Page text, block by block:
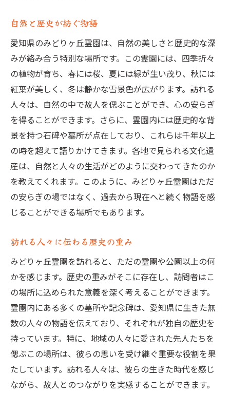
自然と歴史が紡ぐ物語
愛知県のみどりヶ丘霊園は、自然の美しさと歴史的な深
みが絡み合う特別な場所です。この霊園には、四季折々
の植物が育ち、春には桜、夏には緑が生い茂り、秋には
紅葉が美しく、冬は静かな雪景色が広がります。訪れる
人々は、自然の中で故人を偲ぶことができ、心の安らぎ
を得ることができます。さらに、霊園内には歴史的な背
景を持つ石碑や墓所が点在しており、これらは千年以上
の時を超えて語りかけてきます。各地で見られる文化遺
産は、自然と人々の生活がどのように交わってきたのか
を教えてくれます。このように、みどりヶ丘霊園はただ
の安らぎの場ではなく、過去から現在へと続く物語を感
じることができる場所でもあります。
訪れる人々に伝わる歴史の重み
みどりヶ丘霊園を訪れると、ただの霊園や公園以上の何
かを感じます。歴史の重みがそこに存在し、訪問者はこ
の場所に込められた意義を深く考えることができます。
霊園内にある多くの墓所や記念碑は、愛知県に生きた無
数の人々の物語を伝えており、それぞれが独自の歴史を
持っています。特に、地域の人々に愛された先人たちを
偲ぶこの場所は、彼らの思いを受け継ぐ重要な役割を果
たしています。訪れる人々は、彼らの生きた時代を感じ
ながら、故人とのつながりを実感することができます。